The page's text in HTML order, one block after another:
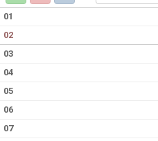
DOKUMENT
KONTAKT
01
02
03
04
05
06
07